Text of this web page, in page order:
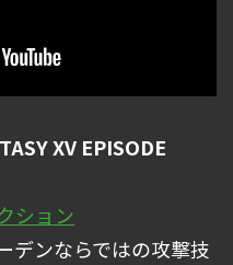
XV EPISODE
ション
デンならではの攻撃技